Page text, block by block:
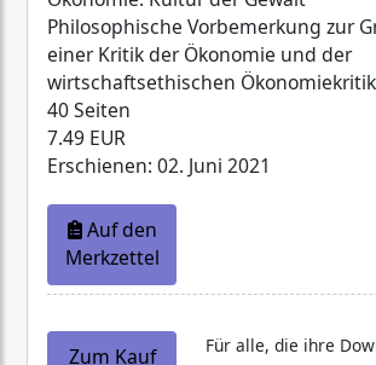
Philosophische Vorbemerkung zur
einer Kritik der Ökonomie und der
wirtschaftsethischen Ökonomiekritik
40 Seiten
7.49 EUR
Erschienen: 02. Juni 2021
Auf den
Merkzettel
Zum Kauf
Für alle, die ihre